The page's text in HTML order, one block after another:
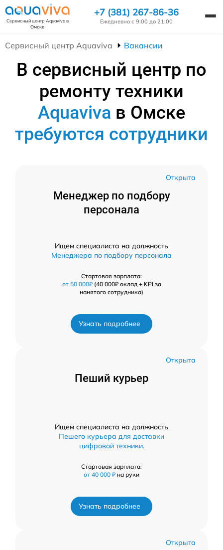
Сервисный центр Aquavivaв
Омске
+7 (381) 267-86-36
Ежедневно с 9:00 до 21:00
Сервисный центр Aquaviva Вакансии
В сервисный центр по
ремонту техники
Aquaviva в Омске
требуются сотрудники
Открыта
Менеджер по подбору
персонала
Ищем специалиста на должность
Менеджера по подбору персонала
Стартовая зарплата:
от 50 000₽(40 000₽ оклад + KPI за
нанятого сотрудника)
Узнать подробнее
Открыта
Пеший курьер
Ищем специалиста на должность
Пешего курьера для доставки
цифровой техники.
Стартовая зарплата:
от 40 000 ₽ на руки
Узнать подробнее
Открыта